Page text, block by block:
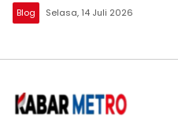
Blog Selasa, 14 Juli 2026